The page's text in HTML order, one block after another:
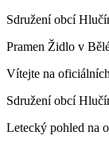
Sdružení obcí
Pramen Židlo v
Vítejte na
Sdružení obcí
Letecký pohled na